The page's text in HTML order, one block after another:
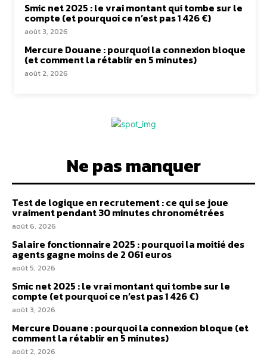
Smic net 2025 : le vrai montant qui tombe sur le
compte (et pourquoi ce n’est pas 1 426 €)
août 3, 2026
Mercure Douane : pourquoi la connexion bloque
(et comment la rétablir en 5 minutes)
août 2, 2026
Ne pas manquer
Test de logique en recrutement : ce qui se joue
vraiment pendant 30 minutes chronométrées
août 6, 2026
Salaire fonctionnaire 2025 : pourquoi la moitié des
agents gagne moins de 2 061 euros
août 5, 2026
Smic net 2025 : le vrai montant qui tombe sur le
compte (et pourquoi ce n’est pas 1 426 €)
août 3, 2026
Mercure Douane : pourquoi la connexion bloque (et
comment la rétablir en 5 minutes)
août 2, 2026